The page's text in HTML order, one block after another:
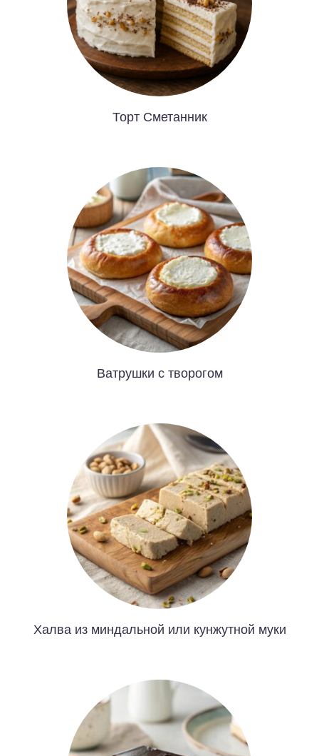
Торт Сметанник
Ватрушки с творогом
Халва из миндальной или кунжутной муки